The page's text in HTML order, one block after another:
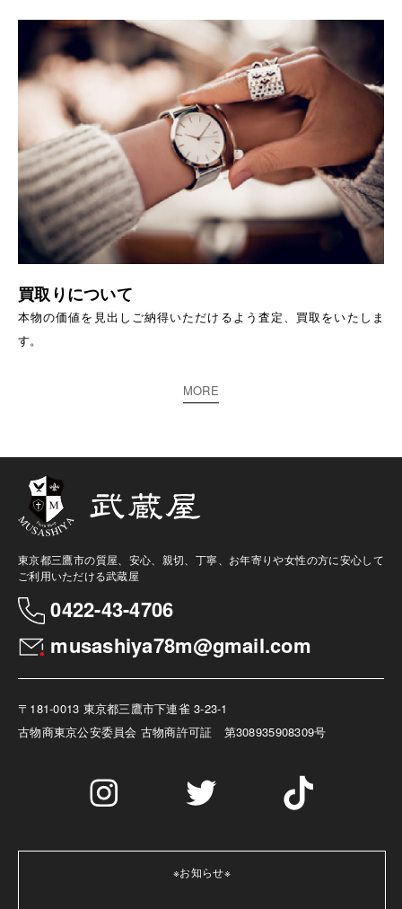
買取りについて
本物の価値を見出しご納得いただけるよう査定、買取をいたしま
す。
MORE
東京都三鷹市の質屋、安心、親切、丁寧、お年寄りや女性の方に安心して
ご利用いただける武蔵屋
0422-43-4706
musashiya78m@gmail.com
〒181-0013 東京都三鷹市下連雀 3-23-1
古物商東京公安委員会 古物商許可証 第308935908309号
※お知らせ※